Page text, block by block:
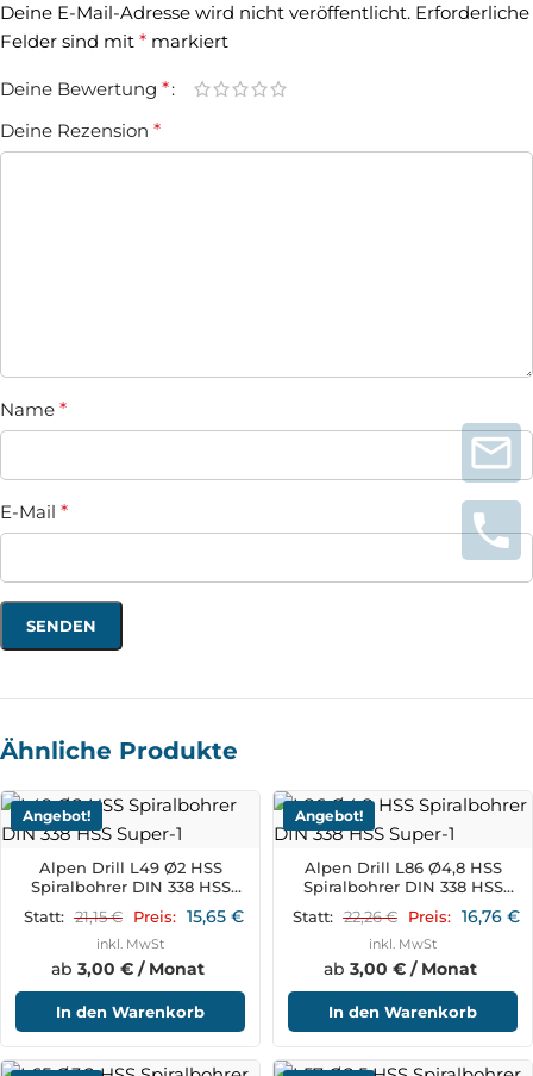
Deine E-Mail-Adresse wird nicht veröffentlicht. Erforderliche
Felder sind mit * markiert
Deine Bewertung *
Deine Rezension *
Name *
E-Mail *
Ähnliche Produkte
Angebot!
Alpen Drill L49 Ø2 HSS
Spiralbohrer DIN 338 HSS
Super
Statt: 21,15€ Preis: 15,65 €
inkl. MwSt
ab 3,00 € / Monat
In den Warenkorb
Angebot!
Alpen Drill L86 Ø4,8 HSS
Spiralbohrer DIN 338 HSS
Super
Statt: 22,26€ Preis: 16,76 €
inkl. MwSt
ab 3,00 € / Monat
In den Warenkorb